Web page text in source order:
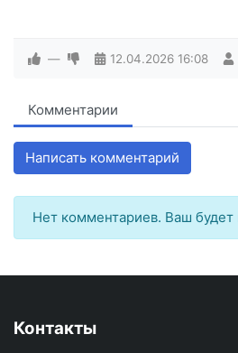
— 12.04.2026 16:08
Комментарии
Написать комментарий
Нет комментариев. Ваш
Контакты